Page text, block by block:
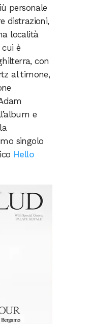
personale
distrazioni,
località
è
con
al timone,
e
singolo
Hello